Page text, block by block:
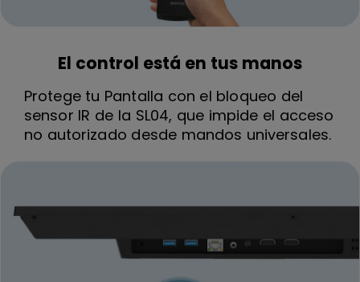
El control está en tus manos
Protege tu Pantalla con el bloqueo del
sensor IR de la SL04, que impide el acceso
no autorizado desde mandos universales.